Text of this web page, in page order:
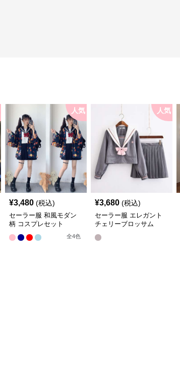
人気
¥3,480 (税込)
セーラー服 和風モダン
柄 コスプレセット
全4色
人気
¥3,680 (税込)
セーラー服 エレガント
チェリーブロッサム